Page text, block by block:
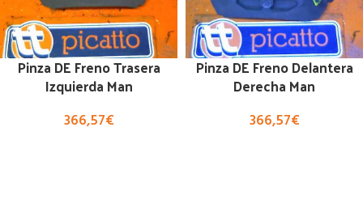
Pinza DE Freno Trasera
Izquierda Man
366,57€
Pinza DE Freno Delantera
Derecha Man
366,57€